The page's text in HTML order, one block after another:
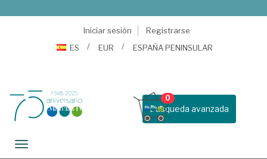
Iniciar sesión
Registrarse
ES
EUR ESPAÑA PENINSULAR
Busqueda avanzada
0
Toggle navigation